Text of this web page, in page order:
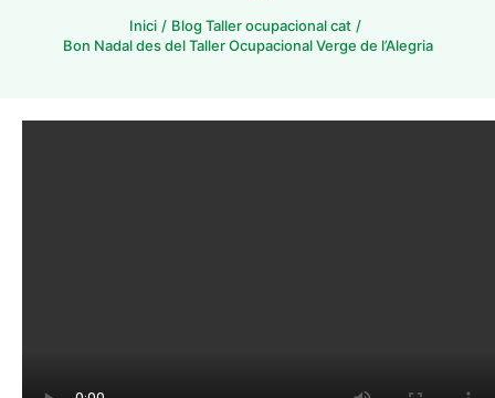
Inici
Blog Taller ocupacional cat
Bon Nadal des del Taller Ocupacional Verge de l’Alegria